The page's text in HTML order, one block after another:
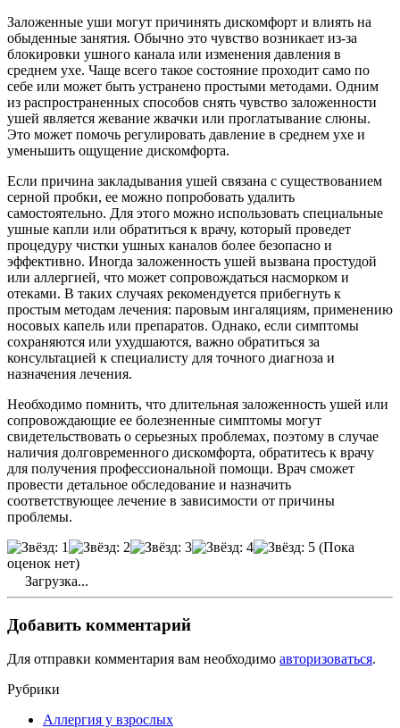
Заложенные уши могут причинять дискомфорт и влиять на
обыденные занятия. Обычно это чувство возникает из-за
блокировки ушного канала или изменения давления в
среднем ухе. Чаще всего такое состояние проходит само по
себе или может быть устранено простыми методами. Одним
из распространенных способов снять чувство заложенности
ушей является жевание жвачки или проглатывание слюны.
Это может помочь регулировать давление в среднем ухе и
уменьшить ощущение дискомфорта.
Если причина закладывания ушей связана с существованием
серной пробки, ее можно попробовать удалить
самостоятельно. Для этого можно использовать специальные
ушные капли или обратиться к врачу, который проведет
процедуру чистки ушных каналов более безопасно и
эффективно. Иногда заложенность ушей вызвана простудой
или аллергией, что может сопровождаться насморком и
отеками. В таких случаях рекомендуется прибегнуть к
простым методам лечения: паровым ингаляциям, применению
носовых капель или препаратов. Однако, если симптомы
сохраняются или ухудшаются, важно обратиться за
консультацией к специалисту для точного диагноза и
назначения лечения.
Необходимо помнить, что длительная заложенность ушей или
сопровождающие ее болезненные симптомы могут
свидетельствовать о серьезных проблемах, поэтому в случае
наличия долговременного дискомфорта, обратитесь к врачу
для получения профессиональной помощи. Врач сможет
провести детальное обследование и назначить
соответствующее лечение в зависимости от причины
проблемы.
(Пока
оценок нет)
Загрузка...
Добавить комментарий
Для отправки комментария вам необходимо авторизоваться.
Рубрики
Аллергия у взрослых